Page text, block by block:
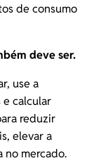
de consumo
deve ser.
use a
e calcular
reduzir
elevar a
no mercado.